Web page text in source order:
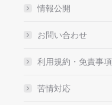
情報公開
お問い合わせ
利用規約・免責事項
苦情対応